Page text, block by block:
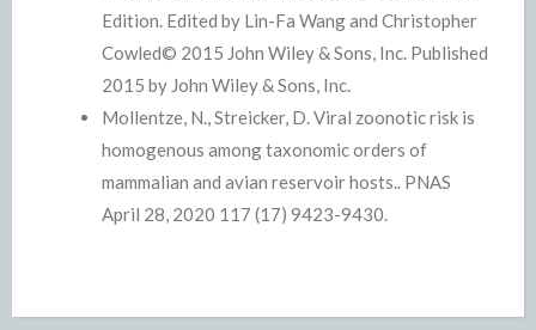
Edition. Edited by Lin-Fa Wang and Christopher
Cowled© 2015 John Wiley & Sons, Inc. Published
2015 by John Wiley & Sons, Inc.
Mollentze, N., Streicker, D. Viral zoonotic risk is
homogenous among taxonomic orders of
mammalian and avian reservoir hosts.. PNAS
April 28, 2020 117 (17) 9423-9430.